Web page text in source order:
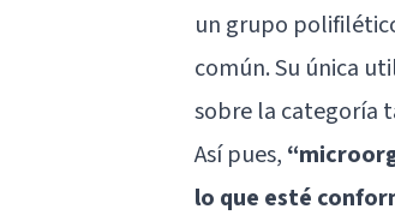
un grupo
común. Su única
sobre la categoría
Así pues,
lo que esté